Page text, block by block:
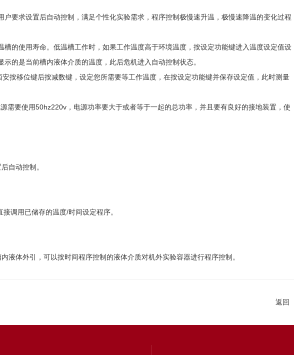
要求设置后自动控制，满足个性化实验需求，程序控制极慢速升温，极慢速降温的变化过程
的使用寿命。低温槽工作时，如果工作温度高于环境温度，按设定功能键进入温度设定值设
的是当前槽内液体介质的温度，此后危机进入自动控制状态。
移位键后按减数键，设定您所需要等工作温度，在按设定功能键并保存设定值，此时测量
要使用50hz220v，电源功率要大于或者等于一起的总功率，并且要有良好的接地装置，使
自动控制。
调用已储存的温度/时间设定程序。
体外引，可以按时间程序控制的液体介质对机外实验容器进行程序控制。
返回